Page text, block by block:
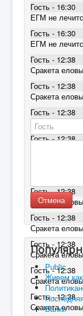
Гость - 16:30
ЕГМ не
Гость - 16:30
ЕГМ не
Гость - 12:38
Сракета
Гость - 12:38
Сракета
Гость - 12:38
Сракета
Гость - 12:38
Сракета
Сракета
Гость - 12:38
Сракета
Гость - 12:38
Сракета
Гость - 12:38
Сракета
Гость - 12:38
Сракета
Гость - 12:38
Сракета
Отмена
Public
Живем
Банки